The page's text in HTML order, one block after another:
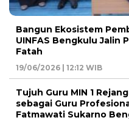
Bangun Ekosistem
UINFAS Bengkulu Jalin
Fatah
19/06/2026 | 12:12 WIB
Tujuh Guru MIN 1
sebagai Guru
Fatmawati Sukarno